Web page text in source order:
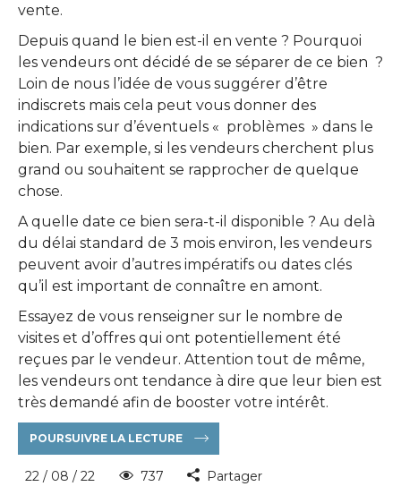
vente.
Depuis quand le bien est-il en vente ? Pourquoi
les vendeurs ont décidé de se séparer de ce bien ?
Loin de nous l’idée de vous suggérer d’être
indiscrets mais cela peut vous donner des
indications sur d’éventuels « problèmes » dans le
bien. Par exemple, si les vendeurs cherchent plus
grand ou souhaitent se rapprocher de quelque
chose.
A quelle date ce bien sera-t-il disponible ? Au delà
du délai standard de 3 mois environ, les vendeurs
peuvent avoir d’autres impératifs ou dates clés
qu’il est important de connaître en amont.
Essayez de vous renseigner sur le nombre de
visites et d’offres qui ont potentiellement été
reçues par le vendeur. Attention tout de même,
les vendeurs ont tendance à dire que leur bien est
très demandé afin de booster votre intérêt.
POURSUIVRE LA LECTURE
22 / 08 / 22 737 Partager